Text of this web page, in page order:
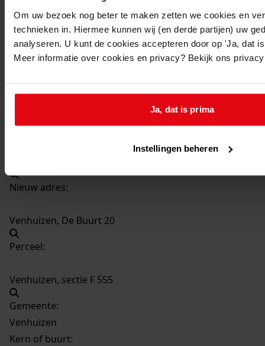
Om uw bezoek nog beter te maken zetten we cookies en
technieken in. Hiermee kunnen wij (en derde partijen) uw
analyseren. U kunt de cookies accepteren door op 'Ja, dat
Meer informatie over cookies en privacy? Bekijk ons
Ja, dat is prima
Instellingen beheren
63Bouw schuur, 1935
Datering:
1935
Beschrijving:
Datum vergunning:
Adres:
Nieuw adres:
Venhuizen, De Buurt 20
Perceel:
Venhuizen, sectie F 555
Gemeente:
Venhuizen
Kern of buurt: